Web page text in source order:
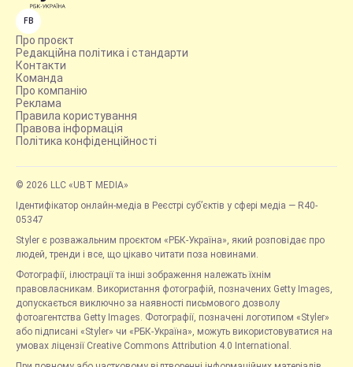
FB
Про проєкт
Редакційна політика і стандарти
Контакти
Команда
Про компанію
Реклама
Правила користування
Правова інформація
Політика конфіденційності
© 2026 LLC «UBT MEDIA»
Ідентифікатор онлайн-медіа в Реєстрі суб’єктів у сфері медіа — R40-
05347
Styler є розважальним проєктом «РБК-Україна», який розповідає про
людей, тренди і все, що цікаво читати поза новинами.
Фотографії, ілюстрації та інші зображення належать їхнім
правовласникам. Використання фотографій, позначених Getty Images,
допускається виключно за наявності письмового дозволу
фотоагентства Getty Images. Фотографії, позначені логотипом «Styler»
або підписані «Styler» чи «РБК-Україна», можуть використовуватися на
умовах ліцензії Creative Commons Attribution 4.0 International.